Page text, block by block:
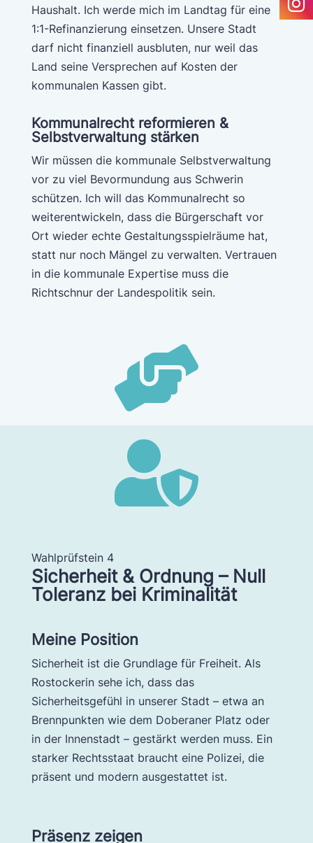
Haushalt. Ich werde mich im Landtag für eine
1:1-Refinanzierung einsetzen. Unsere Stadt
darf nicht finanziell ausbluten, nur weil das
Land seine Versprechen auf Kosten der
kommunalen Kassen gibt.
Kommunalrecht reformieren &
Selbstverwaltung stärken
Wir müssen die kommunale Selbstverwaltung
vor zu viel Bevormundung aus Schwerin
schützen. Ich will das Kommunalrecht so
weiterentwickeln, dass die Bürgerschaft vor
Ort wieder echte Gestaltungsspielräume hat,
statt nur noch Mängel zu verwalten. Vertrauen
in die kommunale Expertise muss die
Richtschnur der Landespolitik sein.


Wahlprüfstein 4
Sicherheit & Ordnung – Null
Toleranz bei Kriminalität
Meine Position
Sicherheit ist die Grundlage für Freiheit. Als
Rostockerin sehe ich, dass das
Sicherheitsgefühl in unserer Stadt – etwa an
Brennpunkten wie dem Doberaner Platz oder
in der Innenstadt – gestärkt werden muss. Ein
starker Rechtsstaat braucht eine Polizei, die
präsent und modern ausgestattet ist.
Präsenz zeigen